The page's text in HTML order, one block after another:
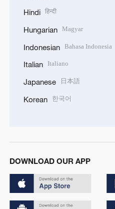
Hindi हिन्दी
Hungarian Magyar
Indonesian Bahasa Indonesia
Italian Italiano
Japanese 日本語
Korean 한국어
DOWNLOAD OUR APP